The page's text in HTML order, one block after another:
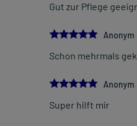
Gut zur Pflege
5.0
Anonym
Schon mehrmals
5.0
Anonym
Super hilft mir